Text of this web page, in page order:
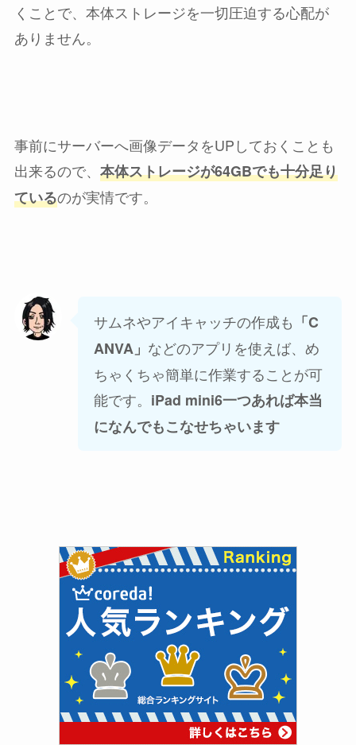
くことで、本体ストレージを一切圧迫する心配が
ありません。
事前にサーバーへ画像データをUPしておくことも
出来るので、 本体ストレージが64GBでも十分足り
ているのが実情です。
サムネやアイキャッチの作成も 「C
ANVA」 などのアプリを使えば、め
ちゃくちゃ簡単に作業することが可
能です。 iPad mini6一つあれば本当
になんでもこなせちゃいます